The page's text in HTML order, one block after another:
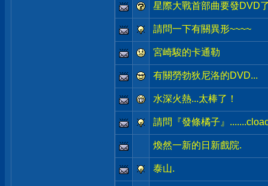
星際大戰首部曲要發DVD
請問一下有關異形~~~~
宮崎駿的卡通勒
有關勞勃狄尼洛的DVD...
水深火熱...太棒了！
請問『發條橘子』
煥然一新的日新戲院.
泰山.